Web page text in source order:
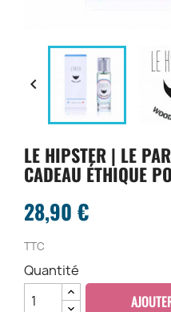

LE HIPSTER | LE
CADEAU ÉTHIQUE
28,90 €
TTC
Quantité